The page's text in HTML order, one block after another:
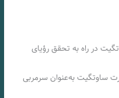
در راه به تحقق رؤیای
ساوتگیت به‌عنوان سرمربی